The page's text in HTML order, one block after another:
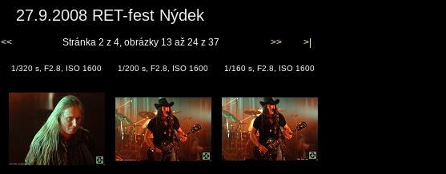
27.9.2008 RET-fest Nýdek
<< Stránka 2 z 4, obrázky 13 až 24 z 37 >> >|
1/320 s, F2.8, ISO 1600 1/200 s, F2.8, ISO 1600 1/160 s, F2.8, ISO 1600